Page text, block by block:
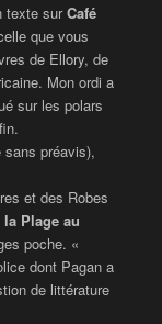
texte surCafé
que vous
de Ellory, de
Mon ordi a
sur les polars
sans préavis),
et des Robes
Plage au
poche. «
dont Pagan a
de littérature